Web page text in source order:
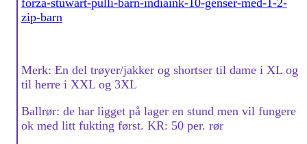
forza-stuwart-pulli-barn-indiaink-10-genser-med-1-2-
zip-barn
Merk: En del trøyer/jakker og shortser til dame i XL og
til herre i XXL og 3XL
Ballrør: de har ligget på lager en stund men vil fungere
ok med litt fukting først. KR: 50 per. rør